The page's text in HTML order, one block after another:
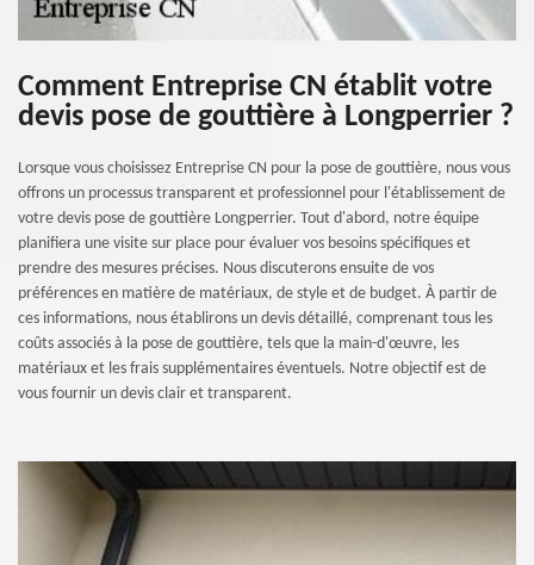
Comment Entreprise CN établit votre
devis pose de gouttière à Longperrier ?
Lorsque vous choisissez Entreprise CN pour la pose de gouttière, nous vous
offrons un processus transparent et professionnel pour l'établissement de
votre devis pose de gouttière Longperrier. Tout d'abord, notre équipe
planifiera une visite sur place pour évaluer vos besoins spécifiques et
prendre des mesures précises. Nous discuterons ensuite de vos
préférences en matière de matériaux, de style et de budget. À partir de
ces informations, nous établirons un devis détaillé, comprenant tous les
coûts associés à la pose de gouttière, tels que la main-d'œuvre, les
matériaux et les frais supplémentaires éventuels. Notre objectif est de
vous fournir un devis clair et transparent.